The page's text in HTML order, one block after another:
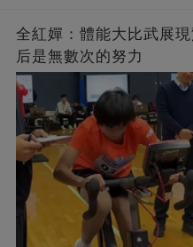
全紅嬋：體能大比武展
后是無數次的努力